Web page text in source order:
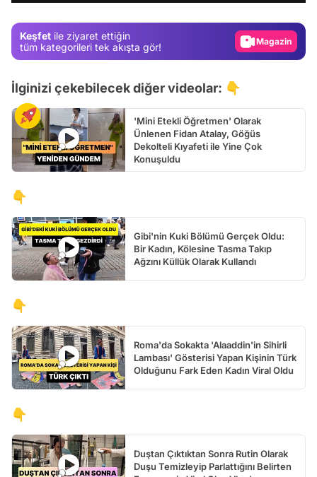
Keşfet ile ziyaret ettiğin
tüm kategorileri tek akışta gör!
Magazin
İlginizi çekebilecek diğer videolar: 👇
'Mini Etekli Öğretmen' Olarak
Ünlenen Fidan Atalay, Göğüs
Dekolteli Kıyafeti ile Yine Çok
Konuşuldu
👇
Gibi'nin Kuki Bölümü Gerçek Oldu:
Bir Kadın, Kölesine Tasma Takıp
Ağzını Küllük Olarak Kullandı
👇
Roma'da Sokakta 'Alaaddin'in Sihirli
Lambası' Gösterisi Yapan Kişinin Türk
Olduğunu Fark Eden Kadın Viral Oldu
👇
Duştan Çıktıktan Sonra Rutin Olarak
Duşu Temizleyip Parlattığını Belirten